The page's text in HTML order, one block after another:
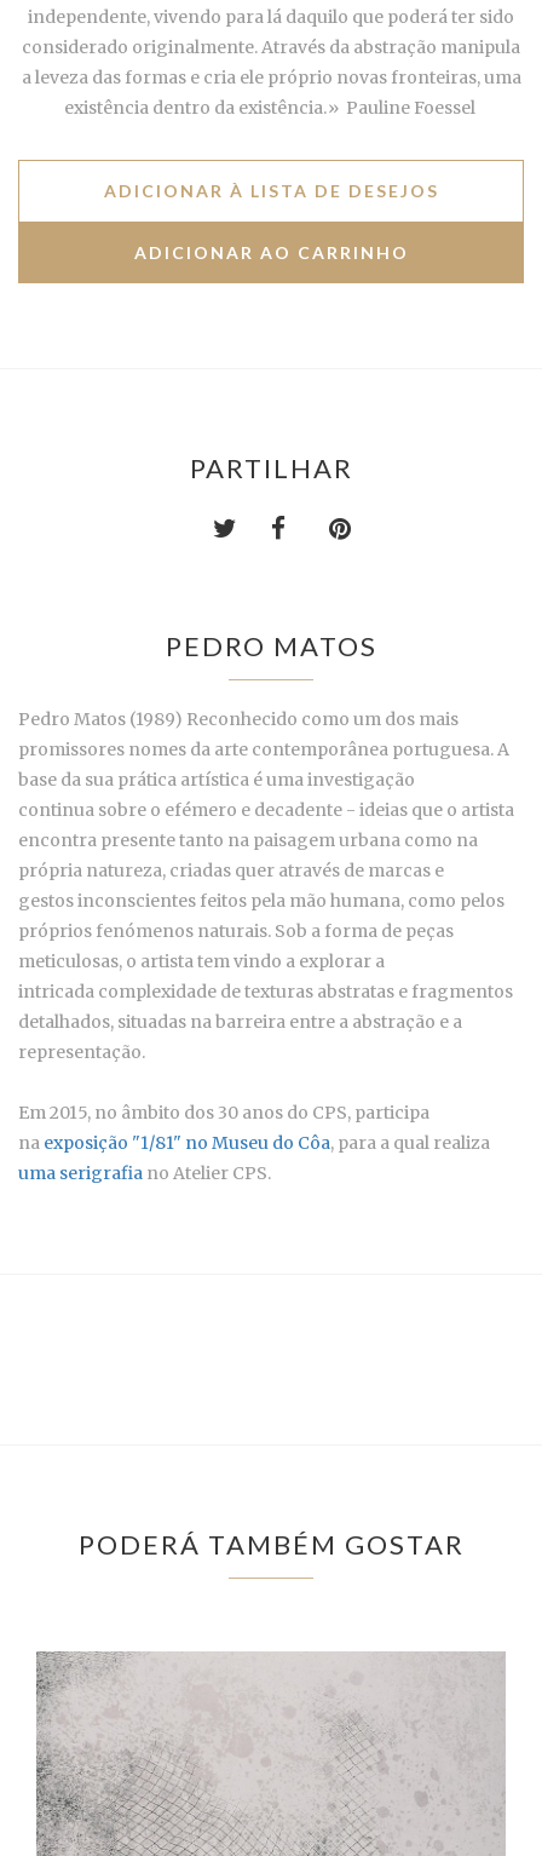
independente, vivendo para lá daquilo que poderá ter sido
considerado originalmente. Através da abstração manipula
a leveza das formas e cria ele próprio novas fronteiras, uma
existência dentro da existência.» Pauline Foessel
ADICIONAR À LISTA DE DESEJOS
PARTILHAR
PEDRO MATOS
Pedro Matos (1989) Reconhecido como um dos mais
promissores nomes da arte contemporânea portuguesa. A
base da sua prática artística é uma investigação
continua sobre o efémero e decadente - ideias que o artista
encontra presente tanto na paisagem urbana como na
própria natureza, criadas quer através de marcas e
gestos inconscientes feitos pela mão humana, como pelos
próprios fenómenos naturais. Sob a forma de peças
meticulosas, o artista tem vindo a explorar a
intricada complexidade de texturas abstratas e fragmentos
detalhados, situadas na barreira entre a abstração e a
representação.
Em 2015, no âmbito dos 30 anos do CPS, participa
na exposição "1/81" no Museu do Côa, para a qual realiza
uma serigrafia no Atelier CPS.
PODERÁ TAMBÉM GOSTAR